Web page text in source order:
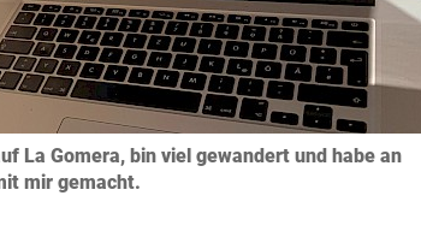
La Gomera, bin viel gewandert und habe an
mir gemacht.